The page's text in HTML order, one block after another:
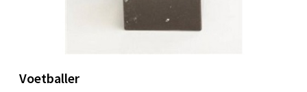
Voetballer